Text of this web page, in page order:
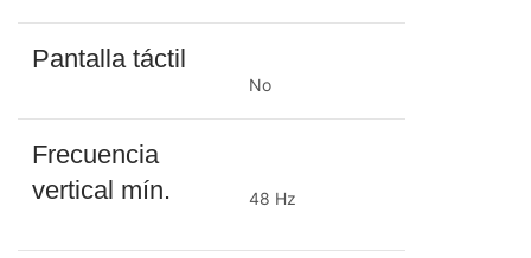
Pantalla táctil
No
Frecuencia
vertical mín.
48 Hz